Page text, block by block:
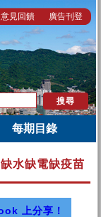
意見回饋 廣告刊登
每期目錄
水缺電缺疫苗
上分享！